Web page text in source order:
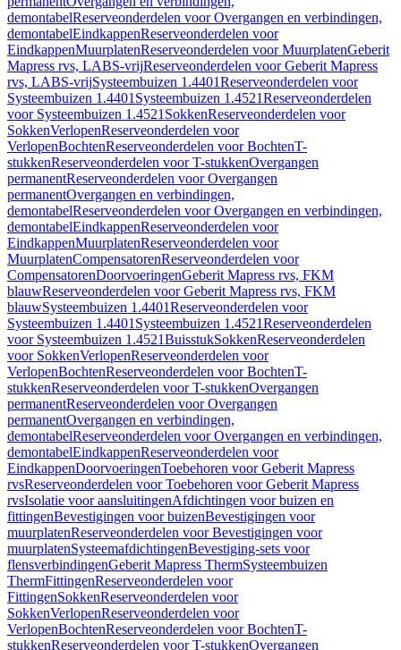
demontabelReserveonderdelen voor Overgangen en verbindingen,
demontabelEindkappenReserveonderdelen voor
EindkappenMuurplatenReserveonderdelen voor MuurplatenGeberit
Mapress rvs, LABS-vrijReserveonderdelen voor Geberit Mapress
rvs, LABS-vrijSysteembuizen 1.4401Reserveonderdelen voor
Systeembuizen 1.4401 Systeembuizen 1.4521Reserveonderdelen
voor Systeembuizen 1.4521 SokkenReserveonderdelen voor
SokkenVerlopenReserveonderdelen voor
VerlopenBochtenReserveonderdelen voor BochtenT-
stukkenReserveonderdelen voor T-stukkenOvergangen
permanentReserveonderdelen voor Overgangen
permanentOvergangen en verbindingen,
demontabelReserveonderdelen voor Overgangen en verbindingen,
demontabelEindkappenReserveonderdelen voor
EindkappenMuurplatenReserveonderdelen voor
MuurplatenCompensatorenReserveonderdelen voor
CompensatorenDoorvoeringenGeberit Mapress rvs, FKM
blauwReserveonderdelen voor Geberit Mapress rvs, FKM
blauwSysteembuizen 1.4401Reserveonderdelen voor
Systeembuizen 1.4401 Systeembuizen 1.4521Reserveonderdelen
voor Systeembuizen 1.4521BuisstukSokkenReserveonderdelen
voor SokkenVerlopenReserveonderdelen voor
VerlopenBochtenReserveonderdelen voor BochtenT-
stukkenReserveonderdelen voor T-stukkenOvergangen
permanentReserveonderdelen voor Overgangen
permanentOvergangen en verbindingen,
demontabelReserveonderdelen voor Overgangen en verbindingen,
demontabelEindkappenReserveonderdelen voor
EindkappenDoorvoeringenToebehoren voor Geberit Mapress
rvsReserveonderdelen voor Toebehoren voor Geberit Mapress
rvsIsolatie voor aansluitingenAfdichtingen voor buizen en
fittingenBevestigingen voor buizenBevestigingen voor
muurplatenReserveonderdelen voor Bevestigingen voor
muurplatenSysteemafdichtingenBevestiging-sets voor
flensverbindingenGeberit Mapress ThermSysteembuizen
ThermFittingenReserveonderdelen voor
FittingenSokkenReserveonderdelen voor
SokkenVerlopenReserveonderdelen voor
VerlopenBochtenReserveonderdelen voor BochtenT-
stukkenReserveonderdelen voor T-stukkenOvergangen